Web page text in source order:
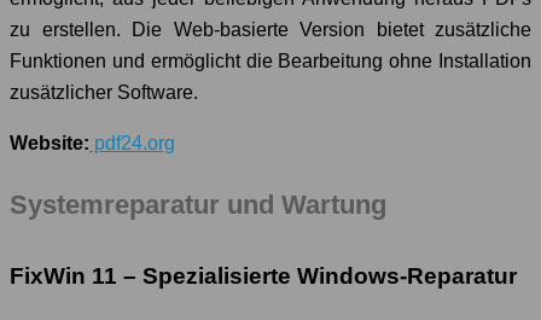
zu erstellen. Die Web-basierte Version bietet zusätzliche
Funktionen und ermöglicht die Bearbeitung ohne Installation
zusätzlicher Software.
Website: pdf24.org
Systemreparatur und Wartung
FixWin 11 – Spezialisierte Windows-Reparatur